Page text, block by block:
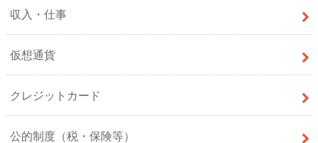
収入・仕事
仮想通貨
クレジットカード
公的制度（税・保険等）